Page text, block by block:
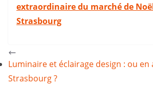
extraordinaire du marché de
Strasbourg
Luminaire et éclairage design : ou en
Strasbourg ?